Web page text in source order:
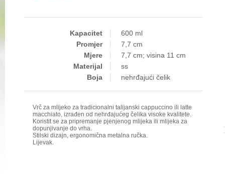
Kapacitet
600 ml
Promjer
7,7 cm
Mjere
7,7 cm; visina 11 cm
Materijal
ss
Boja
nehrđajući čelik
Vrč za mlijeko za tradicionalni talijanski cappuccino ili latte
macchiato, izrađen od nehrđajućeg čelika visoke kvalitete.
Koristit se za pripremanje pjenjenog mlijeka ili mlijeka za
dopunjivanje do vrha.
Stilski dizajn, ergonomična metalna ručka.
Lijevak.